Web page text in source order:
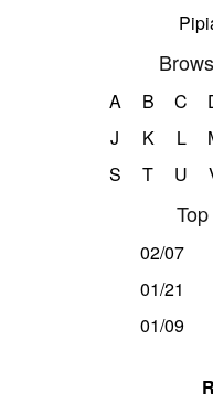
A B C
J
K L
S
T U
02/07
01/21
01/09